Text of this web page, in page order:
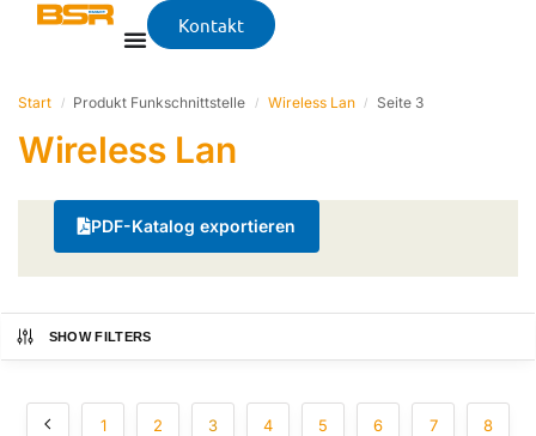
Kontakt
Start / Produkt Funkschnittstelle / Wireless Lan / Seite 3
Wireless Lan
PDF-Katalog exportieren
SHOW FILTERS
1 2 3 4 5 6 7 8